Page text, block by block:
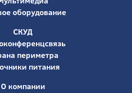
оборудование
СКУД
периметра
питания
О компании